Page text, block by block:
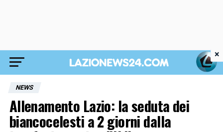
NEWS
Allenamento Lazio: la seduta dei
biancocelesti a 2 giorni dalla
×